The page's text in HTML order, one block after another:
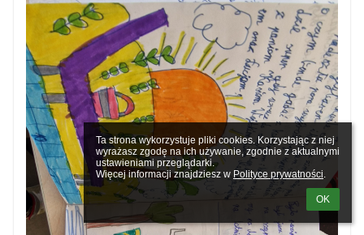
Ta strona wykorzystuje pliki cookies. Korzystając z niej
wyrażasz zgodę na ich używanie, zgodnie z aktualnymi
ustawieniami przeglądarki.
Więcej informacji znajdziesz w Polityce prywatności.
OK